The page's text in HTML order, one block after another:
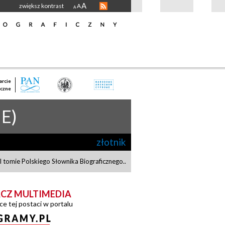
zwiększ kontrast A AA
złotnik
Polskiego Słownika Biograficznego..
MULTIMEDIA
tej postaci w portalu